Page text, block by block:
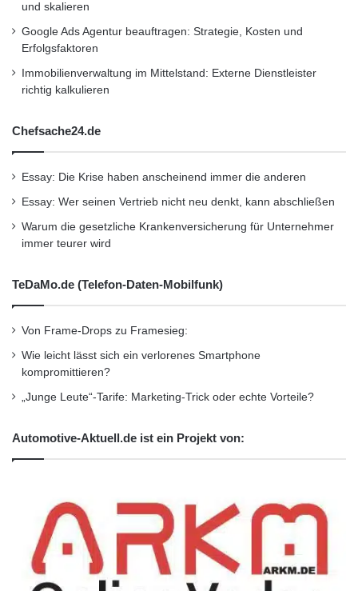
und skalieren
Google Ads Agentur beauftragen: Strategie, Kosten und
Erfolgsfaktoren
Immobilienverwaltung im Mittelstand: Externe Dienstleister
richtig kalkulieren
Chefsache24.de
Essay: Die Krise haben anscheinend immer die anderen
Essay: Wer seinen Vertrieb nicht neu denkt, kann abschließen
Warum die gesetzliche Krankenversicherung für Unternehmer
immer teurer wird
TeDaMo.de (Telefon-Daten-Mobilfunk)
Von Frame-Drops zu Framesieg:
Wie leicht lässt sich ein verlorenes Smartphone
kompromittieren?
„Junge Leute“-Tarife: Marketing-Trick oder echte Vorteile?
Automotive-Aktuell.de ist ein Projekt von: